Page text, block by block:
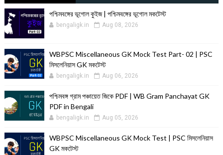
পশ্চিমবঙ্গের ভূগোল কুইজ | পশ্চিমবঙ্গের ভূগোল মকটেস্ট
bengaligk.in Aug 08, 2026
WBPSC Miscellaneous GK Mock Test Part- 02 | PSC
মিসলেনিয়াস GK মকটেস্ট
bengaligk.in Aug 06, 2026
পশ্চিমবঙ্গ গ্রাম পঞ্চায়েত জিকে PDF | WB Gram Panchayat GK
PDF in Bengali
bengaligk.in Aug 05, 2026
WBPSC Miscellaneous GK Mock Test | PSC মিসলেনিয়াস
GK মকটেস্ট